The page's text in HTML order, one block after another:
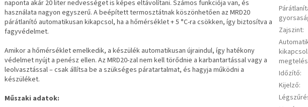
naponta akár 20 liter nedvességet is képes eltávolítani. Számos funkciója van, és
használata nagyon egyszerű. A beépített termosztátnak köszönhetően az MRD20
párátlanító automatikusan kikapcsol, ha a hőmérséklet + 5 °C-ra csökken, így biztosítva a
fagyvédelmet.
Amikor a hőmérséklet emelkedik, a készülék automatikusan újraindul, így hatékony
védelmet nyújt a penész ellen. Az MRD20-zal nem kell törődnie a karbantartással vagy a
leolvasztással – csak állítsa be a szükséges páratartalmat, és hagyja működni a
készüléket.
Műszaki adatok:
Zajszint:
Időzítő:
Kijelző: